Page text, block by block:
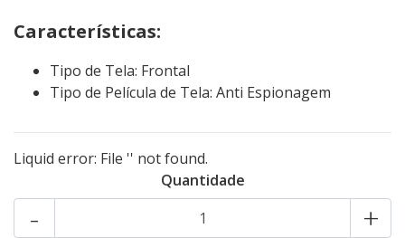
Características:
Tipo de Tela: Frontal
Tipo de Película de Tela: Anti Espionagem
Liquid error: File '' not found.
Quantidade
+
-